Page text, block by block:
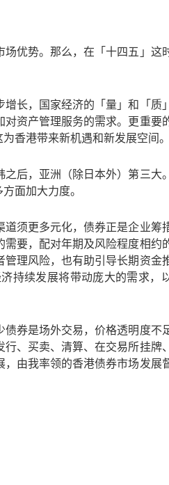
优势。那么，在「十四五」这
长，国家经济的「量」和「质
资产管理服务的需求。更重要
香港带来新机遇和新发展空间。
后，亚洲（除日本外）第三大
面加大力度。
须更多元化，债券正是企业筹
要，配对年期及风险程度相约
理风险，也有助引导长期资金
持续发展将带动庞大的需求，
券是场外交易，价格透明度不
、买卖、清算、在交易所挂牌
由我率领的香港债券市场发展